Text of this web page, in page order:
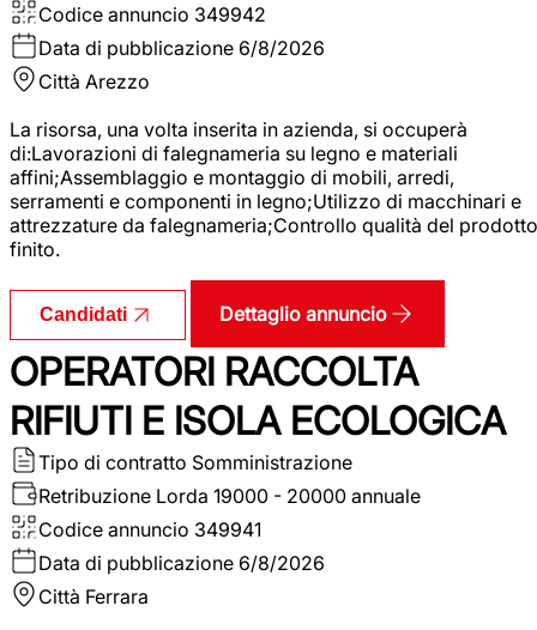
Codice annuncio 349942
Data di pubblicazione 6/8/2026
Città Arezzo
La risorsa, una volta inserita in azienda, si occuperà
di:Lavorazioni di falegnameria su legno e materiali
affini;Assemblaggio e montaggio di mobili, arredi,
serramenti e componenti in legno;Utilizzo di macchinari e
attrezzature da falegnameria;Controllo qualità del prodotto
finito.
Candidati Dettaglio annuncio
OPERATORI RACCOLTA
RIFIUTI E ISOLA ECOLOGICA
Tipo di contratto Somministrazione
Retribuzione Lorda 19000 - 20000 annuale
Codice annuncio 349941
Data di pubblicazione 6/8/2026
Città Ferrara